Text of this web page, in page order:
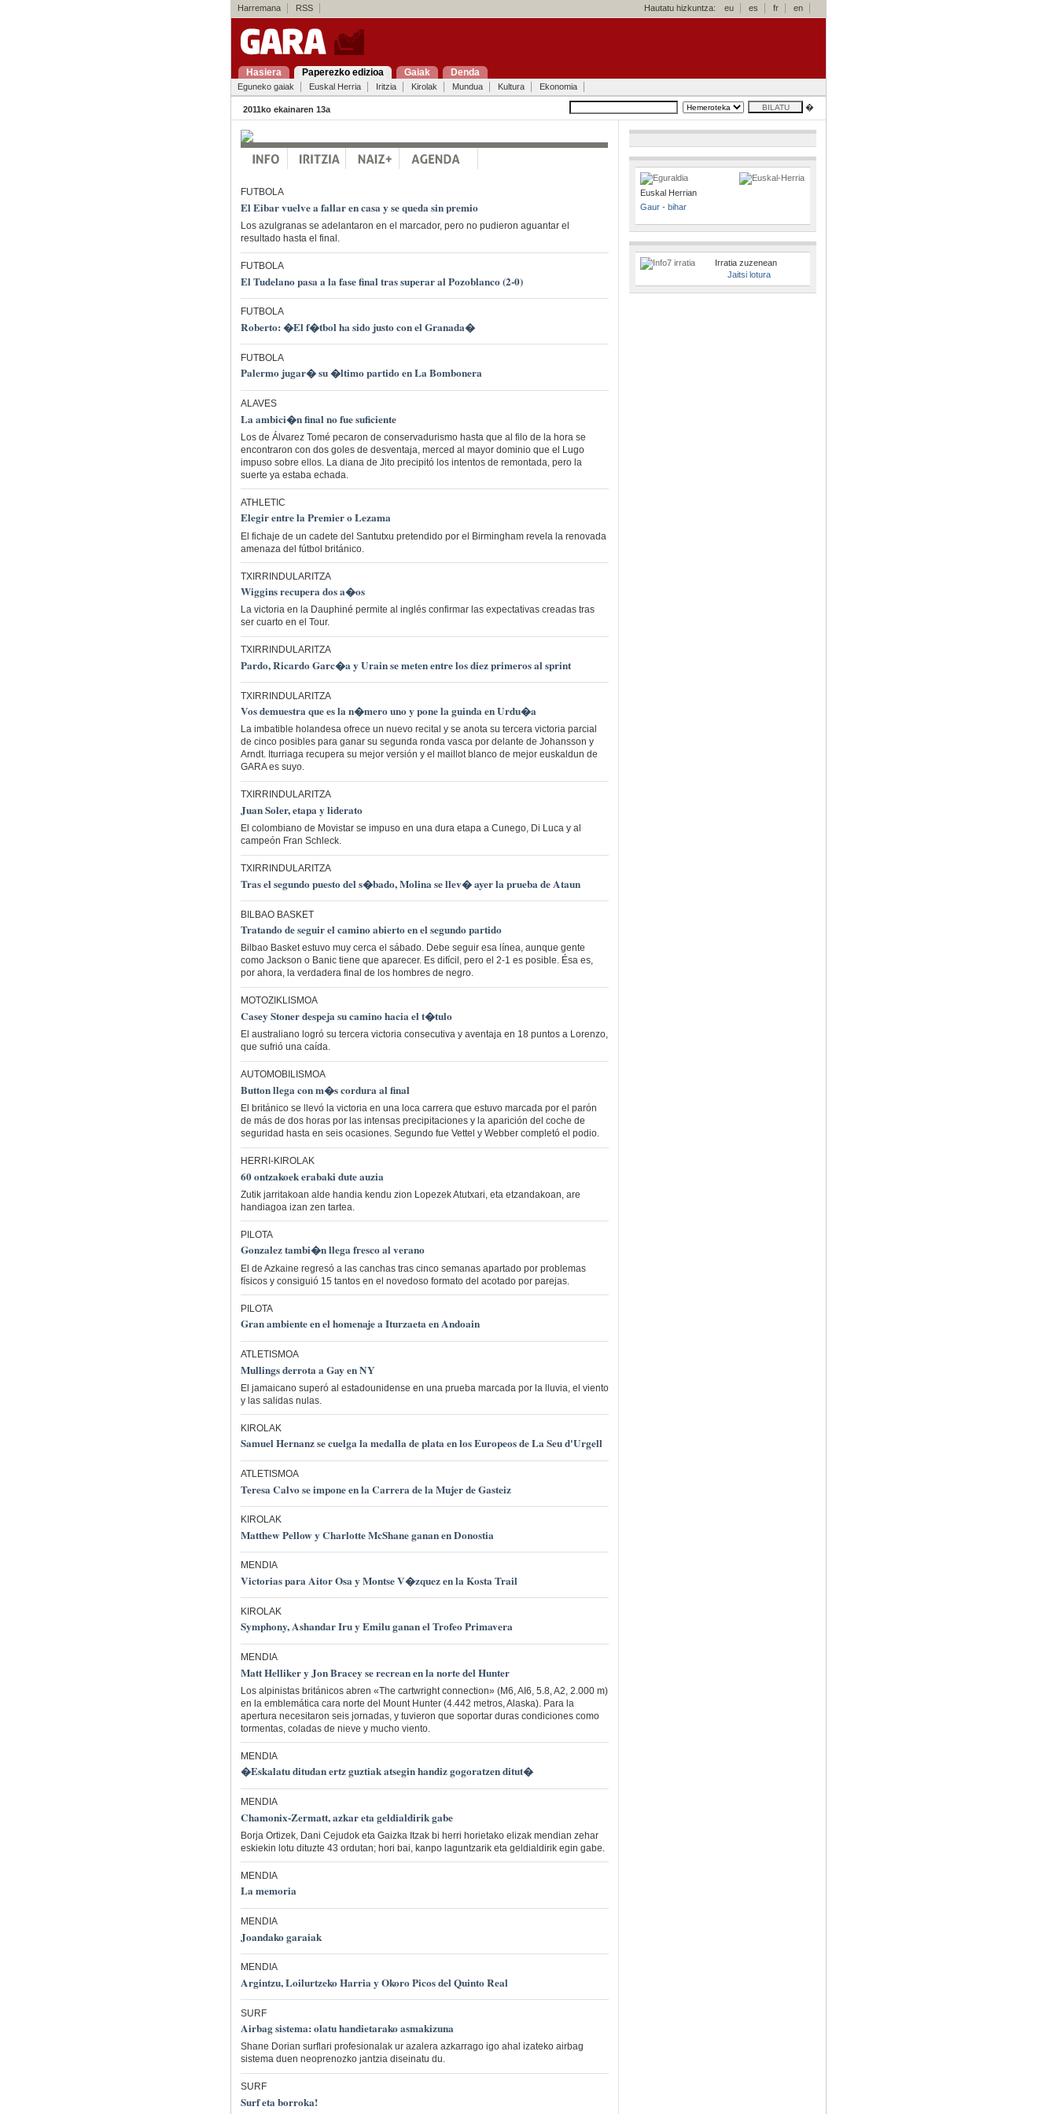
Harremana RSS Hautatu hizkuntza: eu es fr en
Hasiera Paperezko edizioa Gaiak Denda
Eguneko gaiak Euskal Herria Iritzia Kirolak Mundua Kultura Ekonomia
2011ko ekainaren 13a �
FUTBOLA
El Eibar vuelve a fallar en casa y se queda sin premio
Los azulgranas se adelantaron en el marcador, pero no pudieron aguantar el
resultado hasta el final.
FUTBOLA
El Tudelano pasa a la fase final tras superar al Pozoblanco (2-0)
FUTBOLA
Roberto: �El f�tbol ha sido justo con el Granada�
FUTBOLA
Palermo jugar� su �ltimo partido en La Bombonera
ALAVES
La ambici�n final no fue suficiente
Los de Álvarez Tomé pecaron de conservadurismo hasta que al filo de la hora se
encontraron con dos goles de desventaja, merced al mayor dominio que el Lugo
impuso sobre ellos. La diana de Jito precipitó los intentos de remontada, pero la
suerte ya estaba echada.
ATHLETIC
Elegir entre la Premier o Lezama
El fichaje de un cadete del Santutxu pretendido por el Birmingham revela la renovada
amenaza del fútbol británico.
TXIRRINDULARITZA
Wiggins recupera dos a�os
La victoria en la Dauphiné permite al inglés confirmar las expectativas creadas tras
ser cuarto en el Tour.
TXIRRINDULARITZA
Pardo, Ricardo Garc�a y Urain se meten entre los diez primeros al sprint
TXIRRINDULARITZA
Vos demuestra que es la n�mero uno y pone la guinda en Urdu�a
La imbatible holandesa ofrece un nuevo recital y se anota su tercera victoria parcial
de cinco posibles para ganar su segunda ronda vasca por delante de Johansson y
Arndt. Iturriaga recupera su mejor versión y el maillot blanco de mejor euskaldun de
GARA es suyo.
TXIRRINDULARITZA
Juan Soler, etapa y liderato
El colombiano de Movistar se impuso en una dura etapa a Cunego, Di Luca y al
campeón Fran Schleck.
TXIRRINDULARITZA
Tras el segundo puesto del s�bado, Molina se llev� ayer la prueba de Ataun
BILBAO BASKET
Tratando de seguir el camino abierto en el segundo partido
Bilbao Basket estuvo muy cerca el sábado. Debe seguir esa línea, aunque gente
como Jackson o Banic tiene que aparecer. Es difícil, pero el 2-1 es posible. Ésa es,
por ahora, la verdadera final de los hombres de negro.
MOTOZIKLISMOA
Casey Stoner despeja su camino hacia el t�tulo
El australiano logró su tercera victoria consecutiva y aventaja en 18 puntos a Lorenzo,
que sufrió una caída.
AUTOMOBILISMOA
Button llega con m�s cordura al final
El británico se llevó la victoria en una loca carrera que estuvo marcada por el parón
de más de dos horas por las intensas precipitaciones y la aparición del coche de
seguridad hasta en seis ocasiones. Segundo fue Vettel y Webber completó el podio.
HERRI-KIROLAK
60 ontzakoek erabaki dute auzia
Zutik jarritakoan alde handia kendu zion Lopezek Atutxari, eta etzandakoan, are
handiagoa izan zen tartea.
PILOTA
Gonzalez tambi�n llega fresco al verano
El de Azkaine regresó a las canchas tras cinco semanas apartado por problemas
físicos y consiguió 15 tantos en el novedoso formato del acotado por parejas.
PILOTA
Gran ambiente en el homenaje a Iturzaeta en Andoain
ATLETISMOA
Mullings derrota a Gay en NY
El jamaicano superó al estadounidense en una prueba marcada por la lluvia, el viento
y las salidas nulas.
KIROLAK
Samuel Hernanz se cuelga la medalla de plata en los Europeos de La Seu d'Urgell
ATLETISMOA
Teresa Calvo se impone en la Carrera de la Mujer de Gasteiz
KIROLAK
Matthew Pellow y Charlotte McShane ganan en Donostia
MENDIA
Victorias para Aitor Osa y Montse V�zquez en la Kosta Trail
KIROLAK
Symphony, Ashandar Iru y Emilu ganan el Trofeo Primavera
MENDIA
Matt Helliker y Jon Bracey se recrean en la norte del Hunter
Los alpinistas británicos abren «The cartwright connection» (M6, AI6, 5.8, A2, 2.000 m)
en la emblemática cara norte del Mount Hunter (4.442 metros, Alaska). Para la
apertura necesitaron seis jornadas, y tuvieron que soportar duras condiciones como
tormentas, coladas de nieve y mucho viento.
MENDIA
�Eskalatu ditudan ertz guztiak atsegin handiz gogoratzen ditut�
MENDIA
Chamonix-Zermatt, azkar eta geldialdirik gabe
Borja Ortizek, Dani Cejudok eta Gaizka Itzak bi herri horietako elizak mendian zehar
eskiekin lotu dituzte 43 ordutan; hori bai, kanpo laguntzarik eta geldialdirik egin gabe.
MENDIA
La memoria
MENDIA
Joandako garaiak
MENDIA
Argintzu, Loilurtzeko Harria y Okoro Picos del Quinto Real
SURF
Airbag sistema: olatu handietarako asmakizuna
Shane Dorian surflari profesionalak ur azalera azkarrago igo ahal izateko airbag
sistema duen neoprenozko jantzia diseinatu du.
SURF
Surf eta borroka!
Euskal Herrian
Gaur - bihar
Irratia zuzenean
Jaitsi lotura